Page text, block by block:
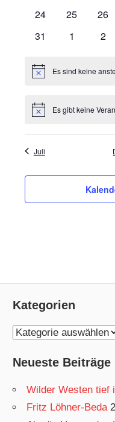
24
25 26
31
1 2
HinweisEs sind keine
HinweisEs gibt keine
Juli
Kategorien
K
t
e
g
Neueste Beiträge
Wilder Westen tief
Fritz Löhner-Beda